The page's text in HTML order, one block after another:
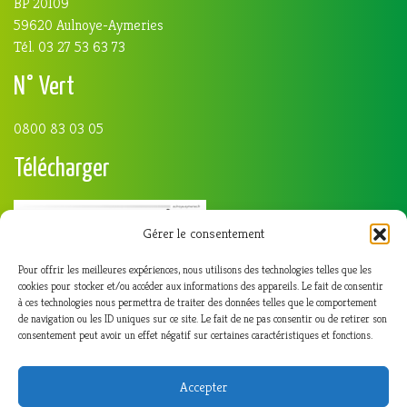
Gérer le consentement
Pour offrir les meilleures expériences, nous utilisons des technologies telles que les
cookies pour stocker et/ou accéder aux informations des appareils. Le fait de consentir
à ces technologies nous permettra de traiter des données telles que le comportement
de navigation ou les ID uniques sur ce site. Le fait de ne pas consentir ou de retirer son
consentement peut avoir un effet négatif sur certaines caractéristiques et fonctions.
Accepter
59620 Aulnoye-Aymeries
Tél. 03 27 53 63 73
N° Vert
0800 83 03 05
Télécharger